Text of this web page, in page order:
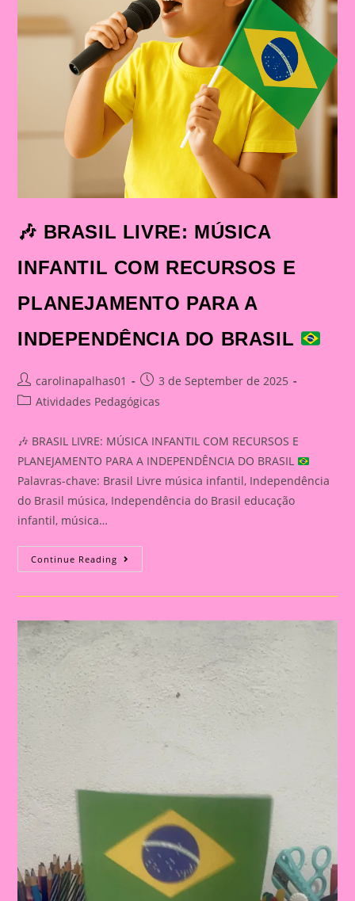
🎶 BRASIL LIVRE: MÚSICA
INFANTIL COM RECURSOS E
PLANEJAMENTO PARA A
INDEPENDÊNCIA DO BRASIL
Post
author:
carolinapalhas01
Post
published:
3 de September de 2025
PostAtividades Pedagógicas
🎶 BRASIL LIVRE: MÚSICA INFANTIL COM RECURSOS E
PLANEJAMENTO PARA A INDEPENDÊNCIA DO BRASIL
Palavras-chave: Brasil Livre música infantil, Independência
do Brasil música, Independência do Brasil educação
infantil, música…
Continue Reading 🎶
BRASIL
MÚSICA
RECURSOS
E
PLANEJAMENTO
PARA
INDEPENDÊNCIA
DO
BRASIL